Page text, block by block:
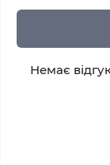
Немає